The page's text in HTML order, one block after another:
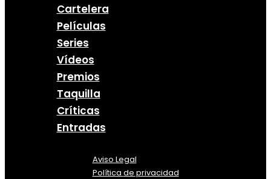
Cartelera
Películas
Series
Vídeos
Premios
Taquilla
Críticas
Entradas
Aviso Legal
Política de privacidad